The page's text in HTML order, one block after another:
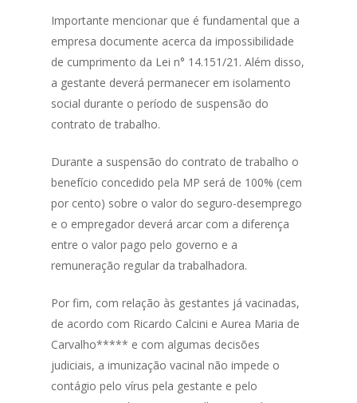
Importante mencionar que é fundamental que a
empresa documente acerca da impossibilidade
de cumprimento da Lei n° 14.151/21. Além disso,
a gestante deverá permanecer em isolamento
social durante o período de suspensão do
contrato de trabalho.
Durante a suspensão do contrato de trabalho o
benefício concedido pela MP será de 100% (cem
por cento) sobre o valor do seguro-desemprego
e o empregador deverá arcar com a diferença
entre o valor pago pelo governo e a
remuneração regular da trabalhadora.
Por fim, com relação às gestantes já vacinadas,
de acordo com Ricardo Calcini e Aurea Maria de
Carvalho***** e com algumas decisões
judiciais, a imunização vacinal não impede o
contágio pelo vírus pela gestante e pelo